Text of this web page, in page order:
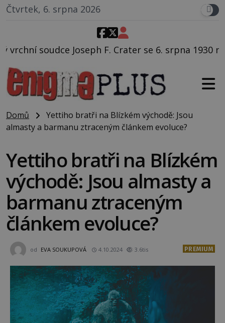
Čtvrtek, 6. srpna 2026
F. Crater se 6. srpna 1930 navečeří ve své
Domů
Yettiho bratři na Blízkém východě: Jsou
almasty a barmanu ztraceným článkem evoluce?
Yettiho bratři na Blízkém
východě: Jsou almasty a
barmanu ztraceným
článkem evoluce?
od EVA SOUKUPOVÁ 4.10.2024 3.6tis PREMIUM